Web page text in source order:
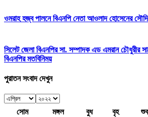
ওমরাহ হজ্ব পালনে বিএনপি নেতা আওলাদ হোসেনের
সিলেট জেলা বিএনপির সা. সম্পাদক এড এমরান চৌধুরীর
বিএনপির মতবিনিময়
পুরাতন সংবাদ দেখুন
সোম মঙ্গল বুধ বৃহ